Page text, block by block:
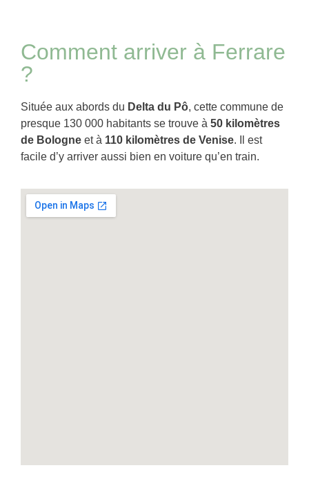
Comment arriver à Ferrare
?
Située aux abords du Delta du Pô, cette commune de
presque 130 000 habitants se trouve à 50 kilomètres
de Bologne et à 110 kilomètres de Venise. Il est
facile d’y arriver aussi bien en voiture qu’en train.